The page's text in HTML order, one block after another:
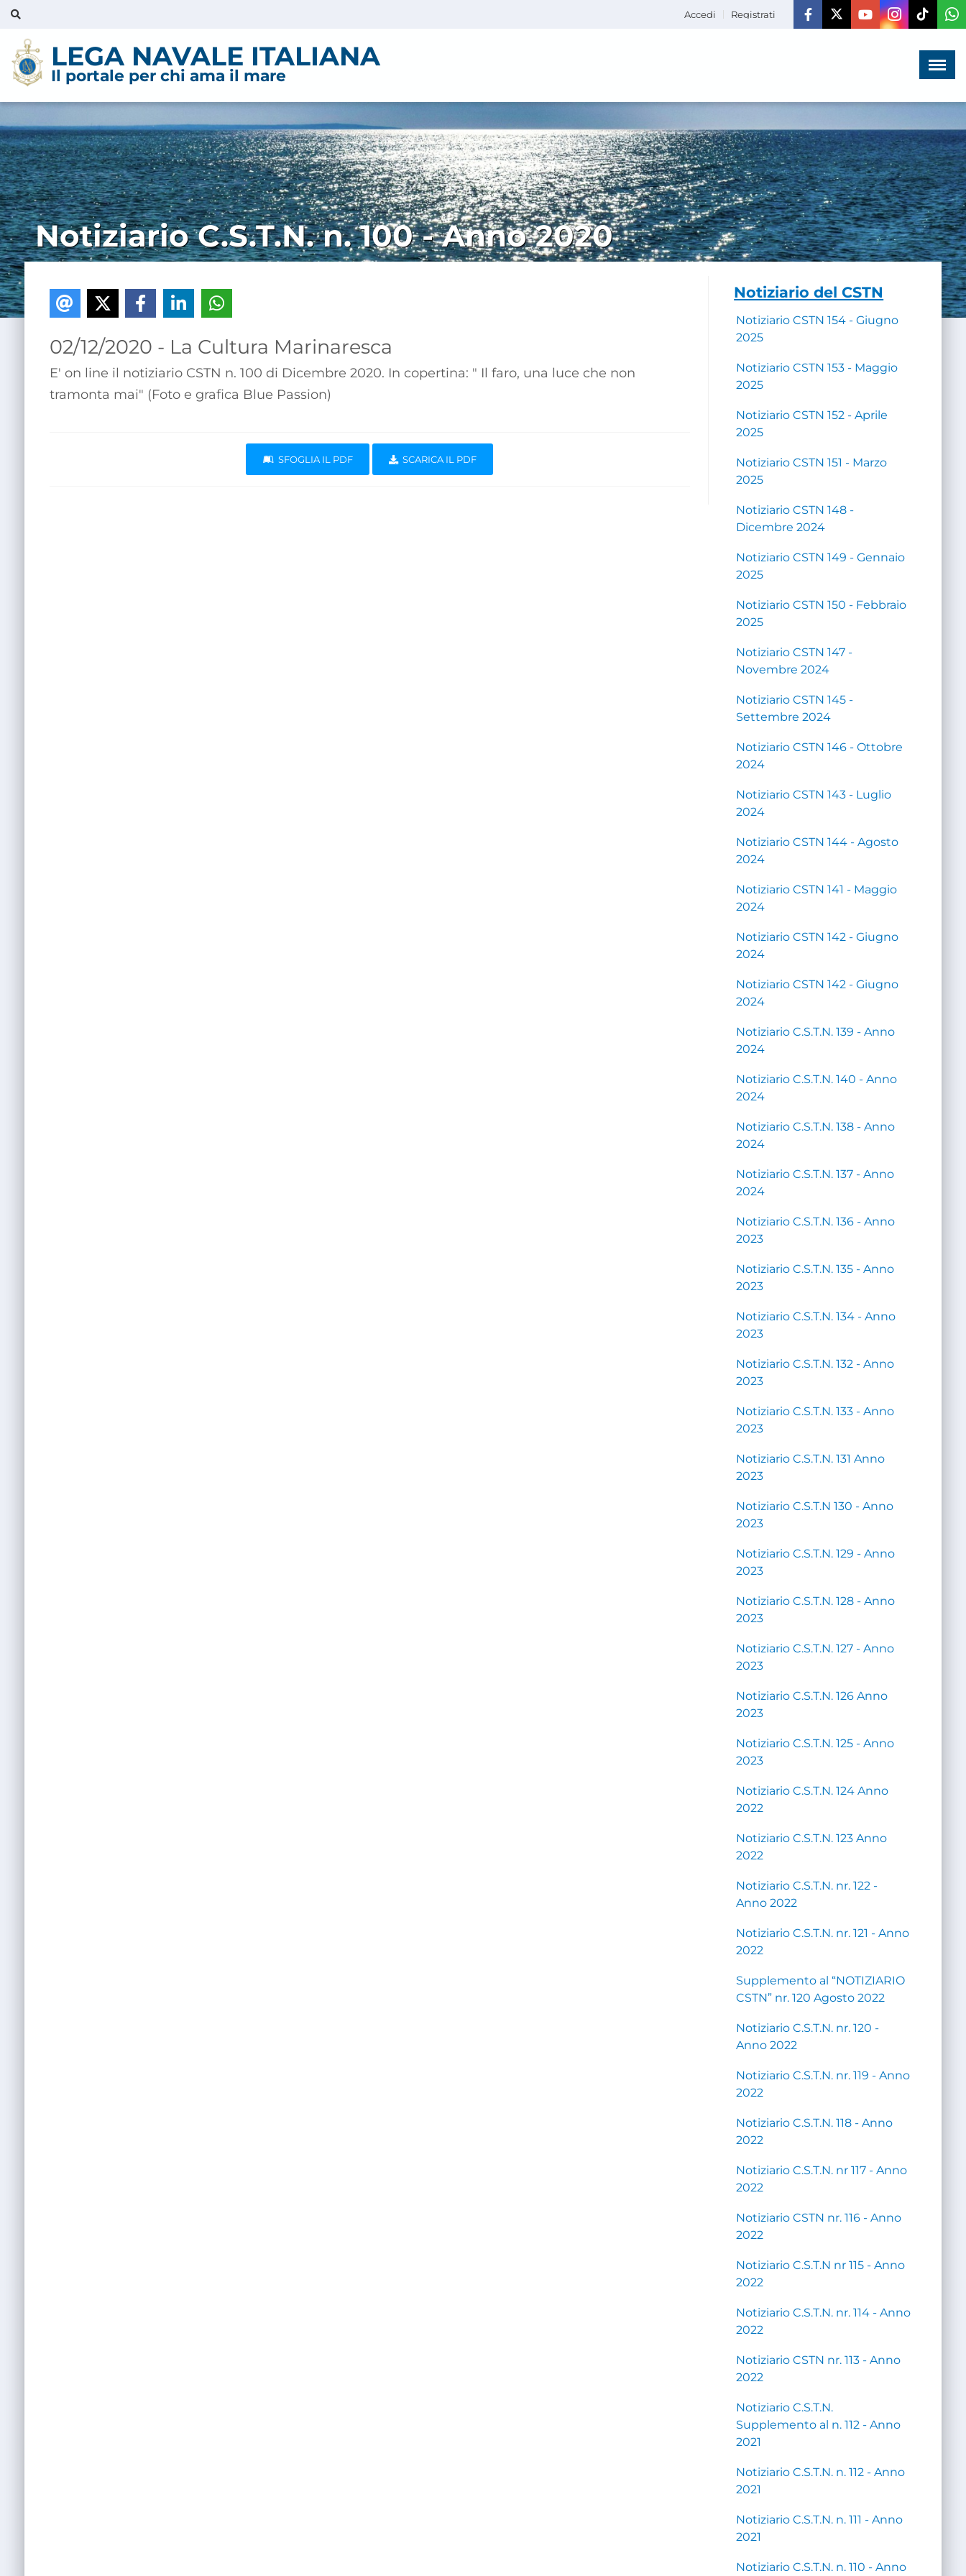
Accedi Registrati
LEGA NAVALE ITALIANA
Il portale per chi ama il mare
Notiziario C.S.T.N. n. 100 - Anno 2020
02/12/2020 - La Cultura Marinaresca
E' on line il notiziario CSTN n. 100 di Dicembre 2020. In copertina: " Il faro, una luce che non
tramonta mai" (Foto e grafica Blue Passion)
SFOGLIA IL PDF SCARICA IL PDF
Notiziario del CSTN
Notiziario CSTN 154 - Giugno
2025
Notiziario CSTN 153 - Maggio
2025
Notiziario CSTN 152 - Aprile
2025
Notiziario CSTN 151 - Marzo
2025
Notiziario CSTN 148 -
Dicembre 2024
Notiziario CSTN 149 - Gennaio
2025
Notiziario CSTN 150 - Febbraio
2025
Notiziario CSTN 147 -
Novembre 2024
Notiziario CSTN 145 -
Settembre 2024
Notiziario CSTN 146 - Ottobre
2024
Notiziario CSTN 143 - Luglio
2024
Notiziario CSTN 144 - Agosto
2024
Notiziario CSTN 141 - Maggio
2024
Notiziario CSTN 142 - Giugno
2024
Notiziario CSTN 142 - Giugno
2024
Notiziario C.S.T.N. 139 - Anno
2024
Notiziario C.S.T.N. 140 - Anno
2024
Notiziario C.S.T.N. 138 - Anno
2024
Notiziario C.S.T.N. 137 - Anno
2024
Notiziario C.S.T.N. 136 - Anno
2023
Notiziario C.S.T.N. 135 - Anno
2023
Notiziario C.S.T.N. 134 - Anno
2023
Notiziario C.S.T.N. 132 - Anno
2023
Notiziario C.S.T.N. 133 - Anno
2023
Notiziario C.S.T.N. 131 Anno
2023
Notiziario C.S.T.N 130 - Anno
2023
Notiziario C.S.T.N. 129 - Anno
2023
Notiziario C.S.T.N. 128 - Anno
2023
Notiziario C.S.T.N. 127 - Anno
2023
Notiziario C.S.T.N. 126 Anno
2023
Notiziario C.S.T.N. 125 - Anno
2023
Notiziario C.S.T.N. 124 Anno
2022
Notiziario C.S.T.N. 123 Anno
2022
Notiziario C.S.T.N. nr. 122 -
Anno 2022
Notiziario C.S.T.N. nr. 121 - Anno
2022
Supplemento al “NOTIZIARIO
CSTN” nr. 120 Agosto 2022
Notiziario C.S.T.N. nr. 120 -
Anno 2022
Notiziario C.S.T.N. nr. 119 - Anno
2022
Notiziario C.S.T.N. 118 - Anno
2022
Notiziario C.S.T.N. nr 117 - Anno
2022
Notiziario CSTN nr. 116 - Anno
2022
Notiziario C.S.T.N nr 115 - Anno
2022
Notiziario C.S.T.N. nr. 114 - Anno
2022
Notiziario CSTN nr. 113 - Anno
2022
Notiziario C.S.T.N.
Supplemento al n. 112 - Anno
2021
Notiziario C.S.T.N. n. 112 - Anno
2021
Notiziario C.S.T.N. n. 111 - Anno
2021
Notiziario C.S.T.N. n. 110 - Anno
Menù ×
LA VITA
DELL'ASSOCIAZIONE
COMUNICAZIONE,
PROGETTI ED EDITORIA
AMMINISTRAZIONE